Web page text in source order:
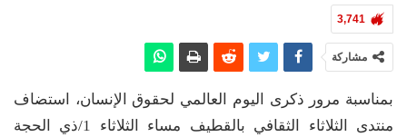
3,741
مشاركة
بمناسبة مرور ذكرى اليوم العالمي لحقوق الإنسان، استضاف
منتدى الثلاثاء الثقافي بالقطيف مساء الثلاثاء 1/ذي الحجة